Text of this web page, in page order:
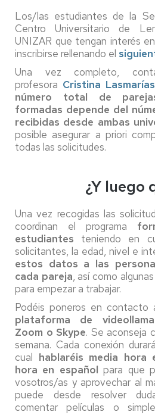
Los/las estudiantes de la
Centro Universitario de
UNIZAR que tengan interés
inscribirse rellenando el
Una vez completo,
profesora Cristina Lasmarías
número total de
formadas depende del
recibidas desde ambas
posible asegurar a priori
todas las solicitudes.
¿Y luego
Una vez recogidas las
coordinan el programa
estudiantes teniendo en
solicitantes, la edad, nivel e
estos datos a las
cada pareja, así como
para empezar a trabajar.
Podéis poneros en contacto
plataforma de
Zoom o Skype. Se aconseja
semana. Cada conexión
cual hablaréis media hora
hora en español para que
vosotros/as y aprovechar al
puede desde resolver
comentar películas o